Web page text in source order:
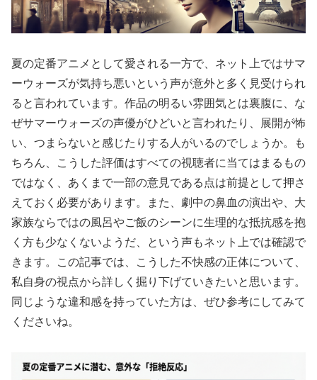
夏の定番アニメとして愛される一方で、ネット上ではサマ
ーウォーズが気持ち悪いという声が意外と多く見受けられ
ると言われています。作品の明るい雰囲気とは裏腹に、な
ぜサマーウォーズの声優がひどいと言われたり、展開が怖
い、つまらないと感じたりする人がいるのでしょうか。も
ちろん、こうした評価はすべての視聴者に当てはまるもの
ではなく、あくまで一部の意見である点は前提として押さ
えておく必要があります。また、劇中の鼻血の演出や、大
家族ならではの風呂やご飯のシーンに生理的な抵抗感を抱
く方も少なくないようだ、という声もネット上では確認で
きます。この記事では、こうした不快感の正体について、
私自身の視点から詳しく掘り下げていきたいと思います。
同じような違和感を持っていた方は、ぜひ参考にしてみて
くださいね。